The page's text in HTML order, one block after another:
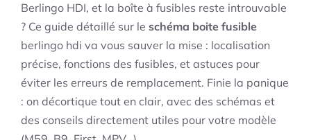
Berlingo HDI, et la boîte à fusibles reste introuvable
? Ce guide détaillé sur le schéma boite fusible
berlingo hdi va vous sauver la mise : localisation
précise, fonctions des fusibles, et astuces pour
éviter les erreurs de remplacement. Finie la panique
: on décortique tout en clair, avec des schémas et
des conseils directement utiles pour votre modèle